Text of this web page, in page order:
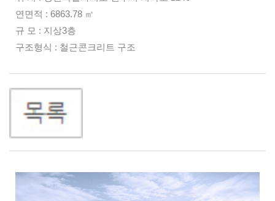
연면적 : 6863.78 ㎡
규 모 : 지상3층
구조형식 : 철근콘크리트 구조